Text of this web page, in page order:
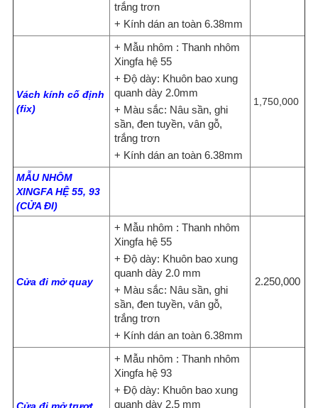
trắng trơn
+ Kính dán an toàn 6.38mm
Vách kính cố định
(fix)
+ Mẫu nhôm : Thanh nhôm
Xingfa hệ 55
+ Độ dày: Khuôn bao xung
quanh dày 2.0mm
+ Màu sắc: Nâu sần, ghi
sần, đen tuyền, vân gỗ,
trắng trơn
+ Kính dán an toàn 6.38mm
1,750,000
MẪU NHÔM
XINGFA HỆ 55, 93
(CỬA ĐI)
Cửa đi mở quay
+ Mẫu nhôm : Thanh nhôm
Xingfa hệ 55
+ Độ dày: Khuôn bao xung
quanh dày 2.0 mm
+ Màu sắc: Nâu sần, ghi
sần, đen tuyền, vân gỗ,
trắng trơn
+ Kính dán an toàn 6.38mm
2.250,000
+ Mẫu nhôm : Thanh nhôm
Xingfa hệ 93
+ Độ dày: Khuôn bao xung
quanh dày 2.5 mm